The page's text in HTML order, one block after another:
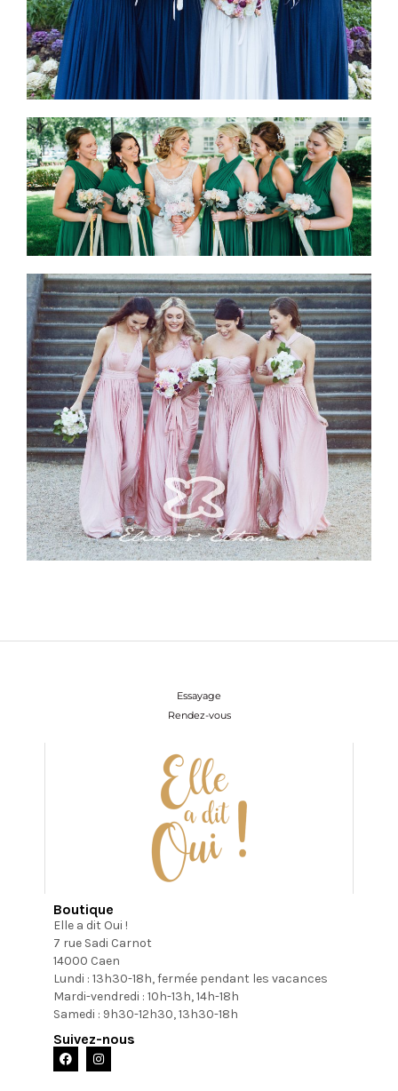
Essayage
Rendez-vous
Boutique
Elle a dit Oui !
7 rue Sadi Carnot
14000 Caen
Lundi : 13h30-18h, fermée pendant les vacances
Mardi-vendredi : 10h-13h, 14h-18h
Samedi : 9h30-12h30, 13h30-18h
Suivez-nous